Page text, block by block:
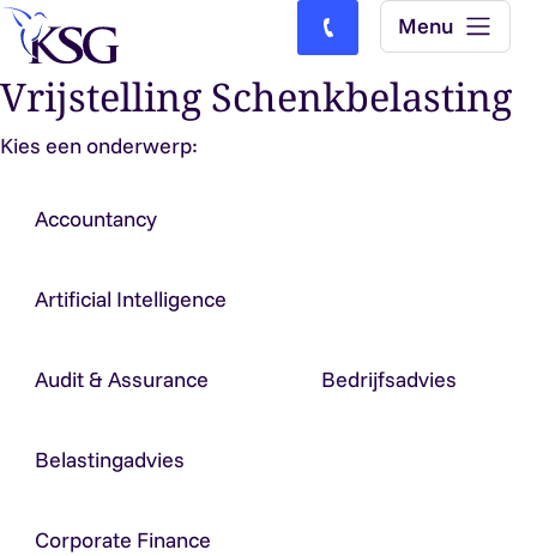
Skip to content
Bel ons: (0)77-4740000
Menu
Vrijstelling Schenkbelasting
Kies een onderwerp:
Accountancy
Artificial Intelligence
Audit & Assurance Bedrijfsadvies
Belastingadvies
Corporate Finance